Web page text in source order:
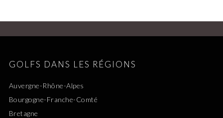
GOLFS DANS LES RÉGIONS
Auvergne-Rhône-Alpes
Bourgogne-Franche-Comté
Bretagne